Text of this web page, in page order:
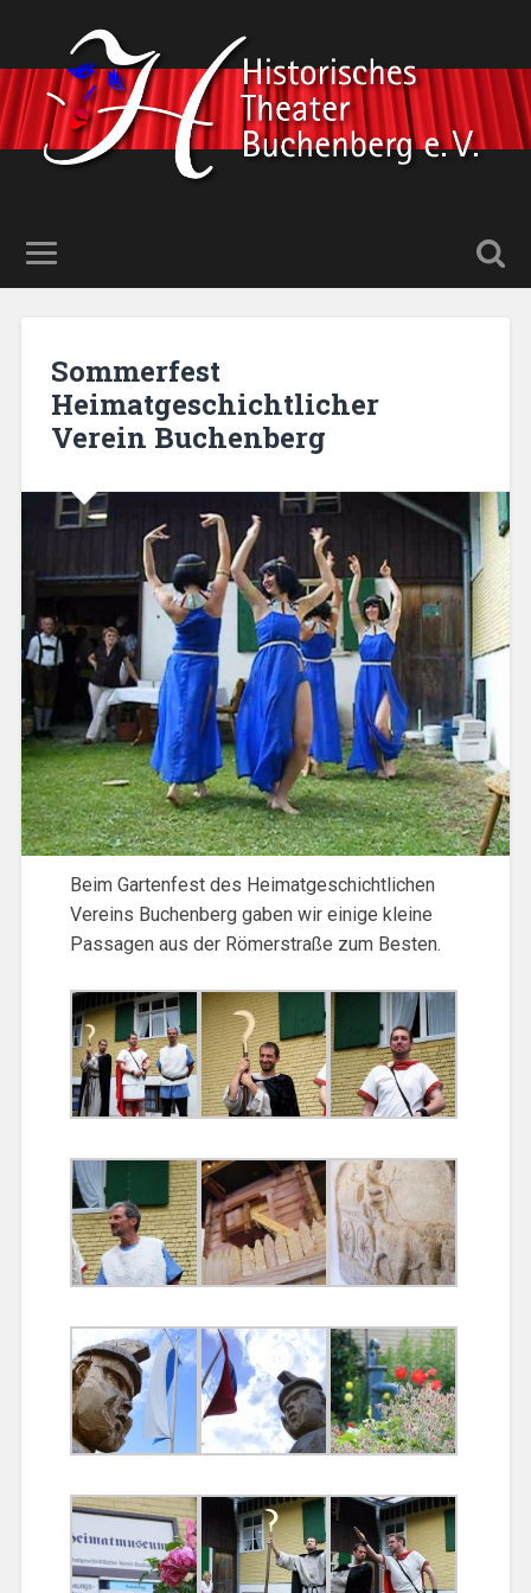
Sommerfest
Heimatgeschichtlicher
Verein Buchenberg
Beim Gartenfest des Heimatgeschichtlichen
Vereins Buchenberg gaben wir einige kleine
Passagen aus der Römerstraße zum Besten.